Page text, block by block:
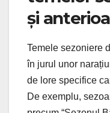
și
Temele sezoniere
în jurul unor
de lore specifice
De exemplu,